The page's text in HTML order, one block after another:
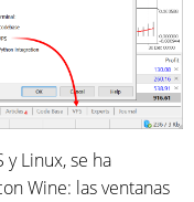
Linux, se ha
Wine: las ventanas